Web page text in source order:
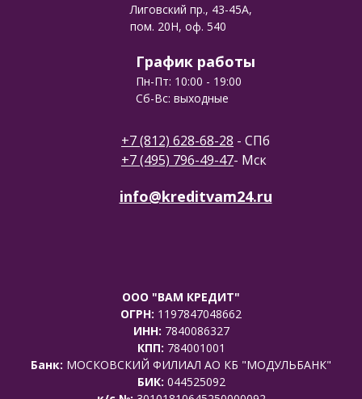
Лиговский пр., 43-45А,
пом. 20Н, оф. 540
График работы
Пн-Пт: 10:00 - 19:00
Сб-Вс: выходные
+7 (812) 628-68-28 - СПб
+7 (495) 796-49-47- Мск
info@kreditvam24.ru
ООО "ВАМ КРЕДИТ"
ОГРН: 1197847048662
ИНН: 7840086327
КПП: 784001001
Банк: МОСКОВСКИЙ ФИЛИАЛ АО КБ "МОДУЛЬБАНК"
БИК: 044525092